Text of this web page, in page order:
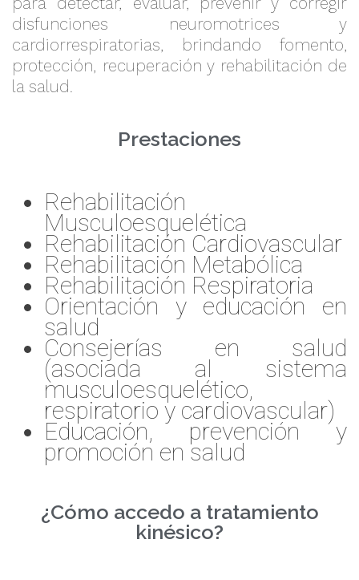
disfunciones neuromotrices y
cardiorrespiratorias, brindando fomento,
protección, recuperación y rehabilitación de
la salud.
Prestaciones
Rehabilitación
Musculoesquelética
Rehabilitación Cardiovascular
Rehabilitación Metabólica
Rehabilitación Respiratoria
Orientación y educación en
salud
Consejerías en salud
(asociada al sistema
musculoesquelético,
respiratorio y cardiovascular)
Educación, prevención y
promoción en salud
¿Cómo accedo a tratamiento
kinésico?